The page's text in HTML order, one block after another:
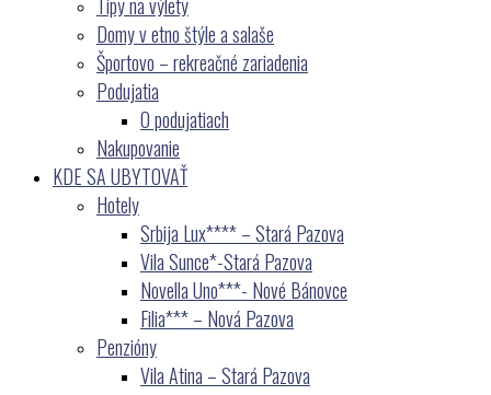
Domy v etno štýle a salaše
Športovo – rekreačné zariadenia
Podujatia
O podujatiach
Nakupovanie
KDE SA UBYTOVAŤ
Hotely
Srbija Lux**** – Stará Pazova
Vila Sunce*-Stará Pazova
Novella Uno***- Nové Bánovce
Filia*** – Nová Pazova
Penzióny
Vila Atina – Stará Pazova